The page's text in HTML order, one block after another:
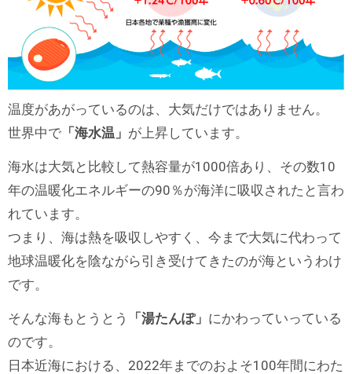
温度があがっているのは、大気だけではありません。
世界中で「海水温」 が上昇しています。
海水は大気と比較して熱容量が1000倍あり、その数10
年の温暖化エネルギーの90％が海洋に吸収されたと言わ
れています。
つまり、海は熱を吸収しやすく、今まで大気に代わって
地球温暖化を陰ながら引き受けてきたのが海というわけ
です。
そんな海もとうとう 「湯たんぽ」 にかわっていっている
のです。
日本近海における、2022年までのおよそ100年間にわた